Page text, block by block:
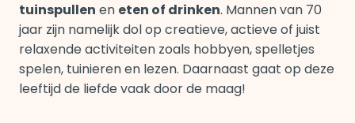
tuinspullen en eten of drinken. Mannen van 70
jaar zijn namelijk dol op creatieve, actieve of juist
relaxende activiteiten zoals hobbyen, spelletjes
spelen, tuinieren en lezen. Daarnaast gaat op deze
leeftijd de liefde vaak door de maag!